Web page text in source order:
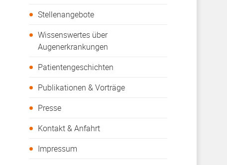
Stellenangebote
Wissenswertes über
Augenerkrankungen
Patientengeschichten
Publikationen & Vorträge
Presse
Kontakt & Anfahrt
Impressum